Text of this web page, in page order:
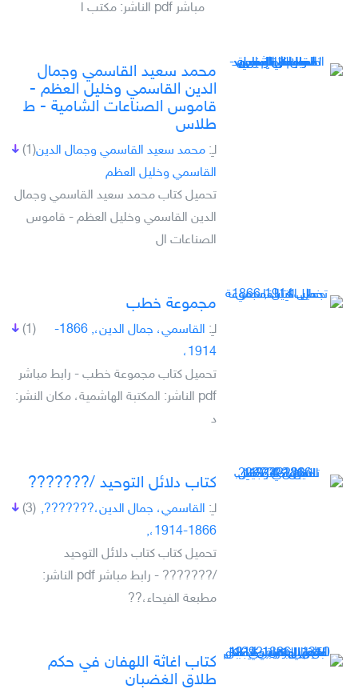
مباشر pdf الناشر: مكتب ا
محمد سعيد القاسمي وجمال
الدين القاسمي وخليل العظم -
قاموس الصناعات الشامية - ط
طلاس
(1) لـِ: محمد سعيد القاسمي وجمال الدين
القاسمي وخليل العظم
تحميل كتاب محمد سعيد القاسمي وجمال
الدين القاسمي وخليل العظم - قاموس
الصناعات ال
مجموعة خطب
(1) لـِ:
القاسمي، جمال الدين،, 1866-
1914،
تحميل كتاب مجموعة خطب - رابط مباشر
pdf الناشر: المكتبة الهاشمية، مكان النشر:
د
كتاب دلائل التوحيد /???????
(3) لـِ: القاسمي، جمال الدين،???????,
1866-1914،,
تحميل كتاب كتاب دلائل التوحيد
/??????? - رابط مباشر pdf الناشر:
مطبعة الفيحاء،??
كتاب اغاثة اللهفان في حكم
طلاق الغضبان